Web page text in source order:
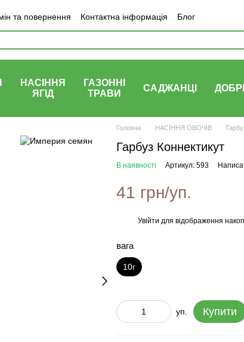
та повернення Контактна інформація Блог
НАСІННЯ
ЯГІД
ГАЗОННІ
ТРАВИ
САДЖАНЦІ
Головна НАСІННЯ ОВОЧІВ
Гарбуз Коннектикут
В наявності Артикул: 593
41 грн/уп.
Увійти для відображення
вага
10г
уп. Купити